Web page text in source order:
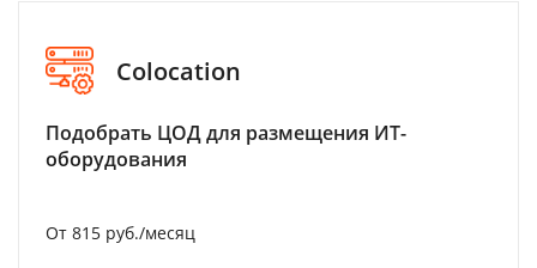
Colocation
Подобрать ЦОД для размещения ИТ-
оборудования
От 815 руб./месяц